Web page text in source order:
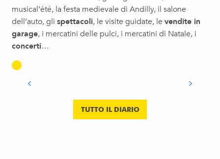
Journées Européennes du Patrimoine 2026 : Visites à la
Visite-Atelier en famille
Exposition : Colette Deblé, "Jeux de dames"
Découverte d'un atelier de conservation-restauration d'art
Visite : Ô tour des enfants
musical’été, la festa medievale di Andilly, il salone
dell’auto, gli spettacoli, le visite guidate, le vendite in
garage, i mercatini delle pulci, i mercatini di Natale, i
concerti…
TUTTO IL DIARIO